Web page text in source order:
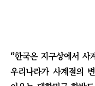
“한국은 지구상에서 사
우리나라가 사계절의